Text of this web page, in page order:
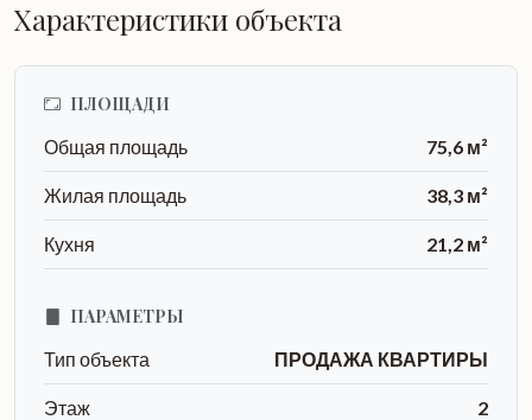
Характеристики объекта
ПЛОЩАДИ
Общая площадь
75,6 м²
Жилая площадь 38,3 м²
Кухня 21,2 м²
ПАРАМЕТРЫ
Тип объекта
ПРОДАЖА КВАРТИРЫ
Этаж 2